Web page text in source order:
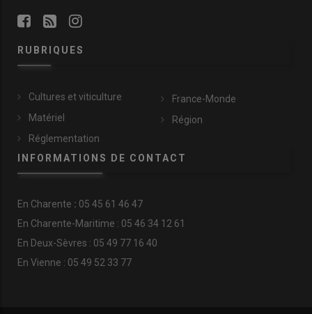
RUBRIQUES
Cultures et viticulture
Matériel
Réglementation
France-Monde
Région
INFORMATIONS DE CONTACT
En Charente : 05 45 61 46 47
En Charente-Maritime : 05 46 34 12 61
En Deux-Sèvres : 05 49 77 16 40
En Vienne : 05 49 52 33 77